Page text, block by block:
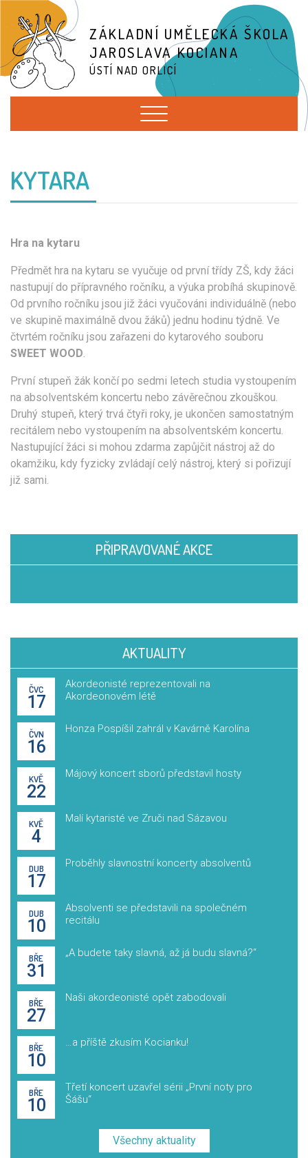
ZÁKLADNÍ UMĚLECKÁ ŠKOLA
JAROSLAVA KOCIANA
ÚSTÍ NAD ORLICÍ
KYTARA
Hra na kytaru
Předmět hra na kytaru se vyučuje od první třídy ZŠ, kdy žáci
nastupují do přípravného ročníku, a výuka probíhá skupinově.
Od prvního ročníku jsou již žáci vyučováni individuálně (nebo
ve skupině maximálně dvou žáků) jednu hodinu týdně. Ve
čtvrtém ročníku jsou zařazeni do kytarového souboru
SWEET WOOD.
První stupeň žák končí po sedmi letech studia vystoupením
na absolventském koncertu nebo závěrečnou zkouškou.
Druhý stupeň, který trvá čtyři roky, je ukončen samostatným
recitálem nebo vystoupením na absolventském koncertu.
Nastupující žáci si mohou zdarma zapůjčit nástroj až do
okamžiku, kdy fyzicky zvládají celý nástroj, který si pořizují
již sami.
PŘIPRAVOVANÉ AKCE
AKTUALITY
ČVC
17
Akordeonisté reprezentovali na
Akordeonovém létě
ČVN
16
Honza Pospíšil zahrál v Kavárně Karolína
KVĚ
22
Májový koncert sborů představil hosty
KVĚ
4
Malí kytaristé ve Zruči nad Sázavou
DUB
17
Proběhly slavnostní koncerty absolventů
DUB
10
Absolventi se představili na společném
recitálu
BŘE
31
„A budete taky slavná, až já budu slavná?“
BŘE
27
Naši akordeonisté opět zabodovali
BŘE
10
…a příště zkusím Kocianku!
BŘE
10
Třetí koncert uzavřel sérii „První noty pro
Šášu“
Všechny aktuality